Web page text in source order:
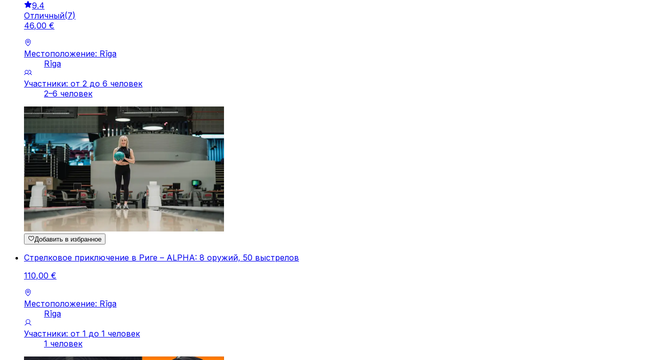
9.4
Отличный(7)
46,00 €
Местоположение: Rīga
Rīga
Участники: от 2 до 6 человек
2–6 человек
Добавить в избранное
Стрелковое приключение в Риге – ALPHA: 8 оружий, 50 выстрелов
110,00 €
Местоположение: Rīga
Rīga
Участники: от 1 до 1 человек
1 человек